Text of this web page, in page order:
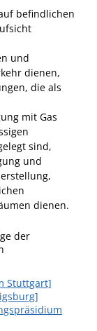
Rathaus
befindlichen
und
dienen,
die als
mit Gas
sind,
und
dienen.
der
Stuttgart]